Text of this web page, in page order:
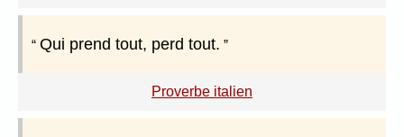
Qui prend tout, perd tout.
Proverbe italien